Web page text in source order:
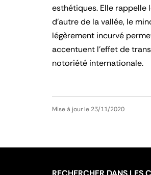
esthétiques. Elle rappelle
d’autre de la vallée, le
légèrement incurvé
accentuent l’effet de
notoriété internationale.
Mise à jour le 23/11/2020